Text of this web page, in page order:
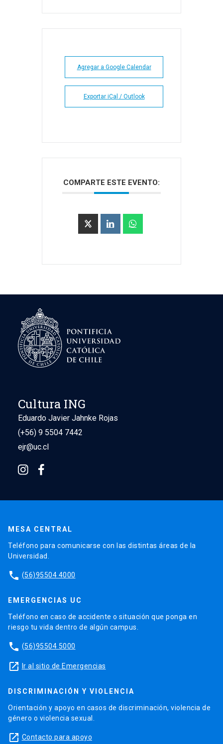
Agregar a Google Calendar
Exportar iCal / Outlook
COMPARTE ESTE EVENTO:
Cultura ING
Eduardo Javier Jahnke Rojas
(+56) 9 5504 7442
ejr@uc.cl
MESA CENTRAL
Teléfono para comunicarse con las distintas áreas de la
Universidad.
phone (56)95504 4000
EMERGENCIAS UC
Teléfono en caso de accidente o situación que ponga en
riesgo tu vida dentro de algún campus.
phone (56)95504 5000
launch Ir al sitio de Emergencias
DISCRIMINACIÓN Y VIOLENCIA
Orientación y apoyo en casos de discriminación, violencia de
género o violencia sexual.
launch Contacto para apoyo